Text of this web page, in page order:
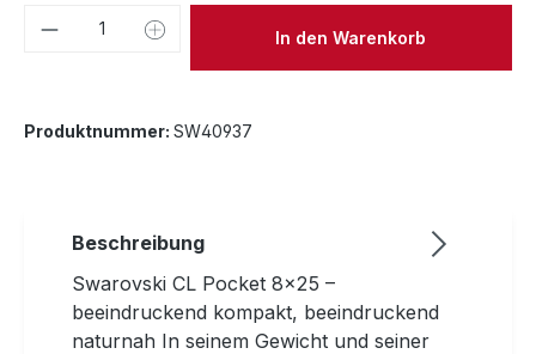
Produkt Anzahl: Gib denIn den Warenkorb
Produktnummer: SW40937
Beschreibung
Swarovski CL Pocket 8x25 –
beeindruckend kompakt, beeindruckend
naturnah In seinem Gewicht und seiner